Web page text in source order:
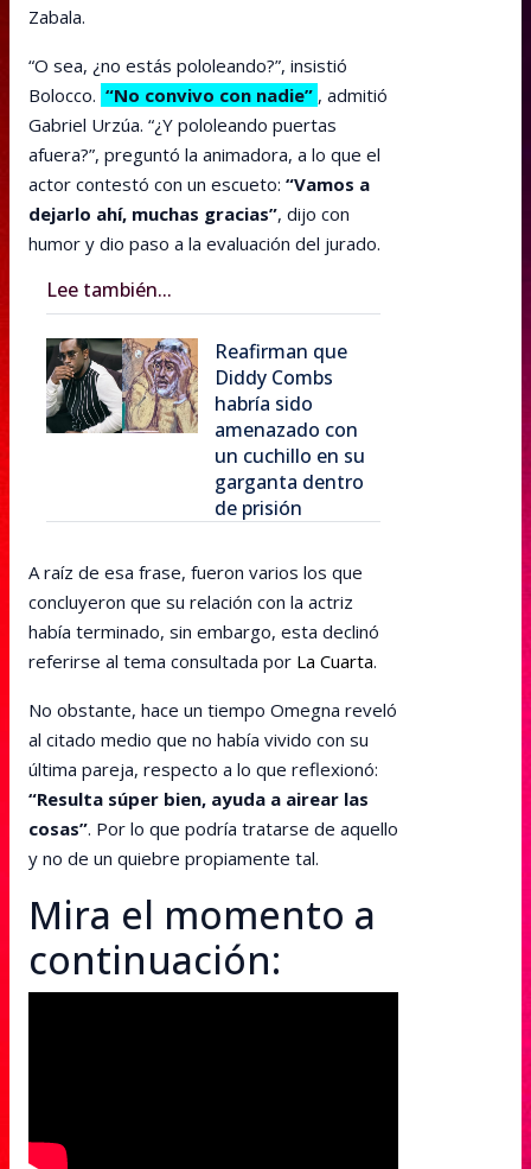
Zabala.
“O sea, ¿no estás pololeando?”, insistió
Bolocco. “No convivo con nadie” , admitió
Gabriel Urzúa. “¿Y pololeando puertas
afuera?”, preguntó la animadora, a lo que el
actor contestó con un escueto: “Vamos a
dejarlo ahí, muchas gracias”, dijo con
humor y dio paso a la evaluación del jurado.
Lee también...
Reafirman que
Diddy Combs
habría sido
amenazado con
un cuchillo en su
garganta dentro
de prisión
A raíz de esa frase, fueron varios los que
concluyeron que su relación con la actriz
había terminado, sin embargo, esta declinó
referirse al tema consultada por La Cuarta.
No obstante, hace un tiempo Omegna reveló
al citado medio que no había vivido con su
última pareja, respecto a lo que reflexionó:
“Resulta súper bien, ayuda a airear las
cosas”. Por lo que podría tratarse de aquello
y no de un quiebre propiamente tal.
Mira el momento a
continuación: